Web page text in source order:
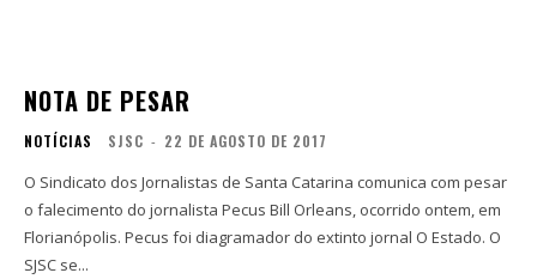
NOTA DE PESAR
NOTÍCIAS SJSC - 22 DE AGOSTO DE 2017
O Sindicato dos Jornalistas de Santa Catarina comunica com pesar
o falecimento do jornalista Pecus Bill Orleans, ocorrido ontem, em
Florianópolis. Pecus foi diagramador do extinto jornal O Estado. O
SJSC se...